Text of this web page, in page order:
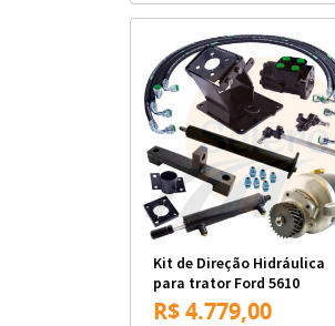
Kit de Direção Hidráulica
para trator Ford 5610
R$ 4.779,00